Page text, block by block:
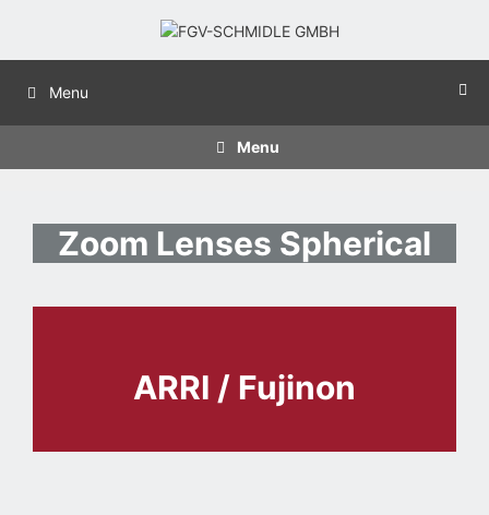
Menu
Menu
Zoom Lenses Spherical
ARRI / Fujinon